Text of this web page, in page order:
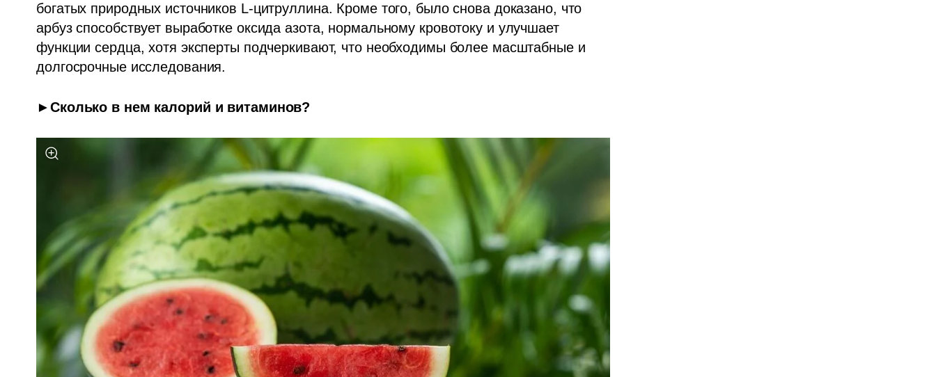
богатых природных источников L-цитруллина. Кроме того, было снова доказано, что
арбуз способствует выработке оксида азота, нормальному кровотоку и улучшает
функции сердца, хотя эксперты подчеркивают, что необходимы более масштабные и
долгосрочные исследования.
►Сколько в нем калорий и витаминов?